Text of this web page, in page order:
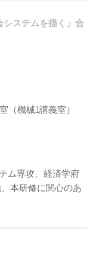
システムを描く」合
室（機械1講義室）
ム専攻、経済学府
本研修に関心のあ